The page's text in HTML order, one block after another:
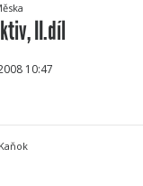
II.díl
10:47